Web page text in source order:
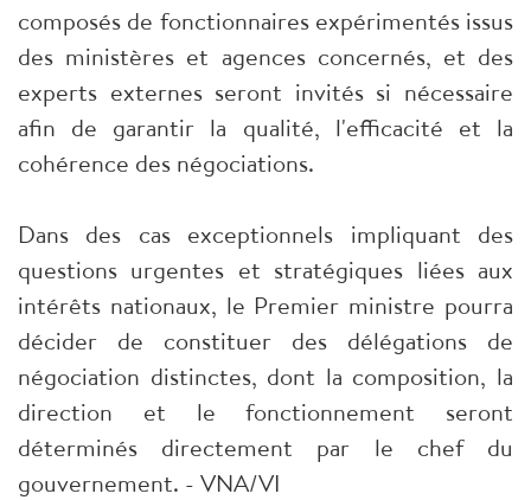
composés de fonctionnaires expérimentés issus
des ministères et agences concernés, et des
experts externes seront invités si nécessaire
afin de garantir la qualité, l'efficacité et la
cohérence des négociations.
Dans des cas exceptionnels impliquant des
questions urgentes et stratégiques liées aux
intérêts nationaux, le Premier ministre pourra
décider de constituer des délégations de
négociation distinctes, dont la composition, la
direction et le fonctionnement seront
déterminés directement par le chef du
gouvernement. - VNA/VI